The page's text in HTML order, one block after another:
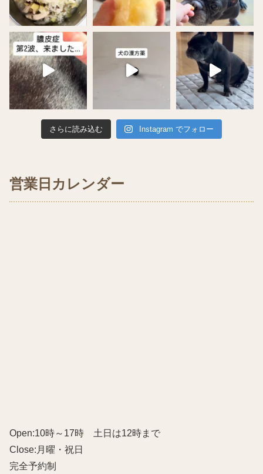
さらに読み込む Instagram でフォロー
営業日カレンダー
Open:10時～17時 土日は12時まで
Close:月曜・祝日
完全予約制